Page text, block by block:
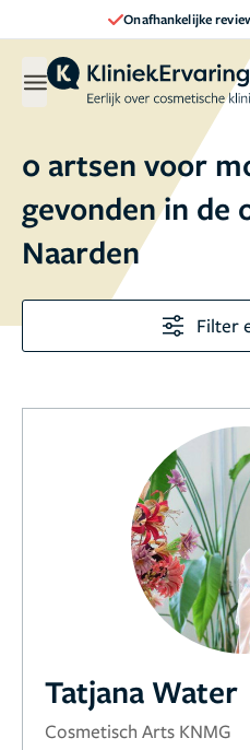
Onafhankelijke
0 artsen voor
gevonden in de
Naarden
Filter
Tatjana Water
Cosmetisch Arts KNMG